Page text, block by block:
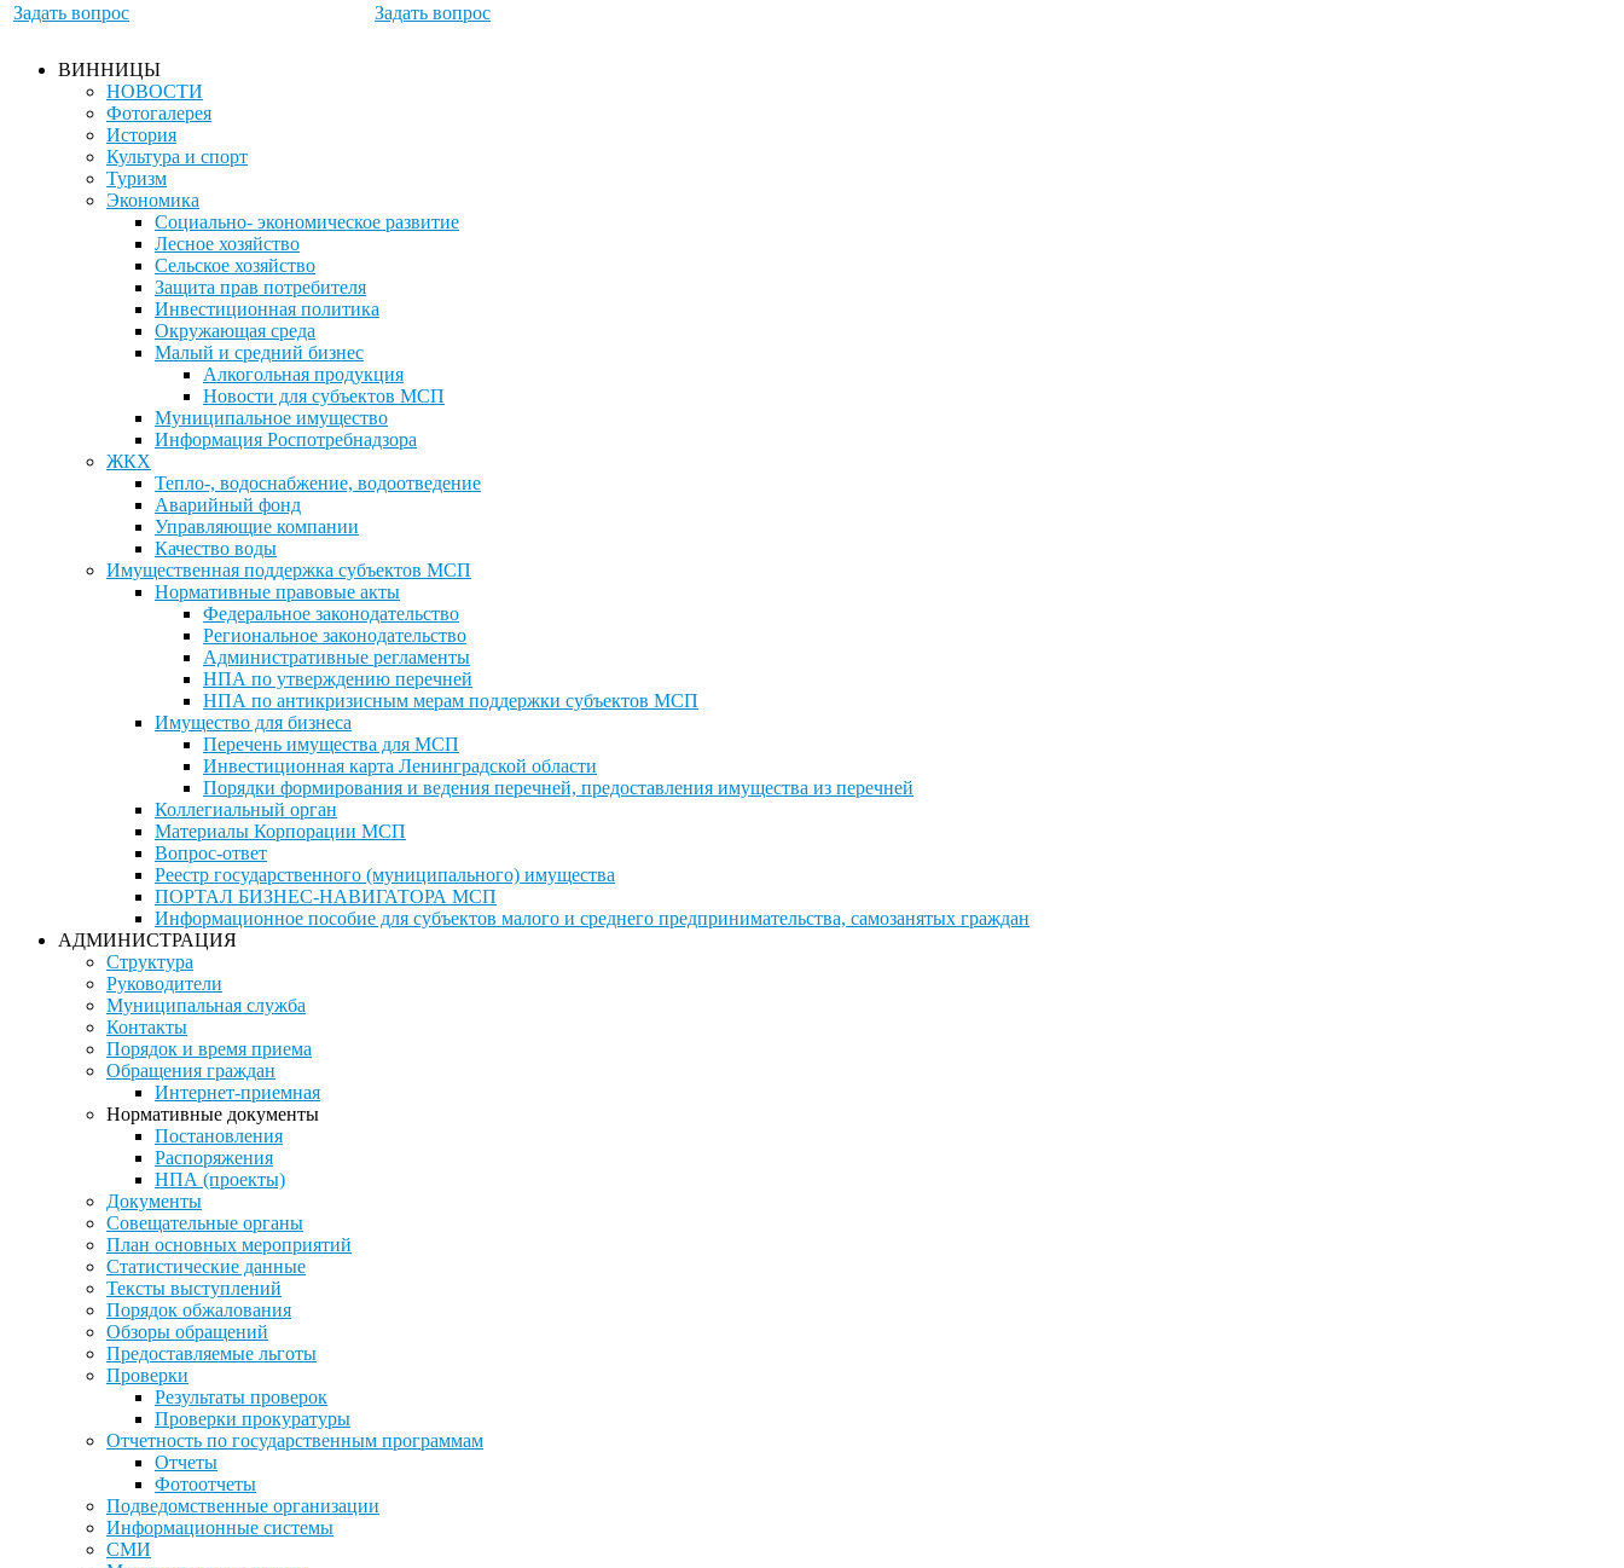
Задать вопрос Задать вопрос
ВИННИЦЫ
НОВОСТИ
Фотогалерея
История
Культура и спорт
Туризм
Экономика
Социально- экономическое развитие
Лесное хозяйство
Сельское хозяйство
Защита прав потребителя
Инвестиционная политика
Окружающая среда
Малый и средний бизнес
Алкогольная продукция
Новости для субъектов МСП
Муниципальное имущество
Информация Роспотребнадзора
ЖКХ
Тепло-, водоснабжение, водоотведение
Аварийный фонд
Управляющие компании
Качество воды
Имущественная поддержка субъектов МСП
Нормативные правовые акты
Федеральное законодательство
Региональное законодательство
Административные регламенты
НПА по утверждению перечней
НПА по антикризисным мерам поддержки субъектов МСП
Имущество для бизнеса
Перечень имущества для МСП
Инвестиционная карта Ленинградской области
Порядки формирования и ведения перечней, предоставления имущества из перечней
Коллегиальный орган
Материалы Корпорации МСП
Вопрос-ответ
Реестр государственного (муниципального) имущества
ПОРТАЛ БИЗНЕС-НАВИГАТОРА МСП
Информационное пособие для субъектов малого и среднего предпринимательства, самозанятых граждан
АДМИНИСТРАЦИЯ
Структура
Руководители
Муниципальная служба
Контакты
Порядок и время приема
Обращения граждан
Интернет-приемная
Нормативные документы
Постановления
Распоряжения
НПА (проекты)
Документы
Совещательные органы
План основных мероприятий
Статистические данные
Тексты выступлений
Порядок обжалования
Обзоры обращений
Предоставляемые льготы
Проверки
Результаты проверок
Проверки прокуратуры
Отчетность по государственным программам
Отчеты
Фотоотчеты
Подведомственные организации
Информационные системы
СМИ